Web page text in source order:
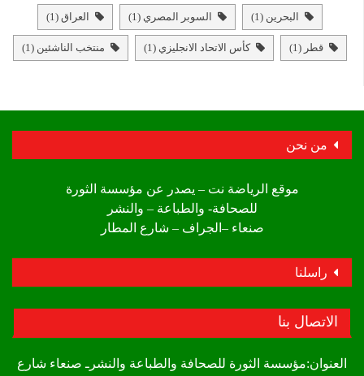
البحرين (1) السوبر المصري (1) العراق (1)
قطر (1) كأس الاتحاد الانجليزي (1) منتخب الناشئين (1)
من نحن
موقع الرياضة نت – يصدر عن مؤسسة الثورة
للصحافة- والطباعة – والنشر
صنعاء –الجراف – شارع المطار
راسلنا
الاتصال بنا
العنوان:مؤسسة الثورة للصحافة والطباعة والنشرـ صنعاء شارع